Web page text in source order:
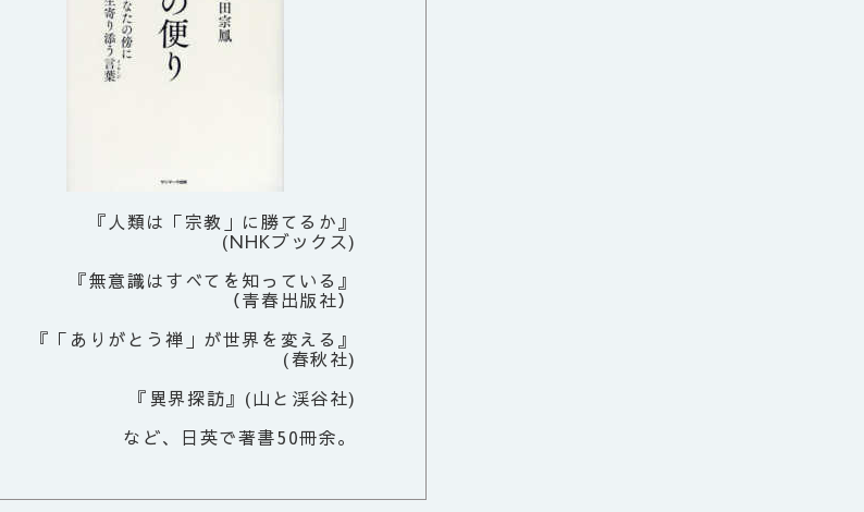
『人類は「宗教」に勝てるか』
(NHKブックス)
『無意識はすべてを知っている』
（青春出版社）
『「ありがとう禅」が世界を変える』
(春秋社)
『異界探訪』(山と渓谷社)
など、日英で著書50冊余。